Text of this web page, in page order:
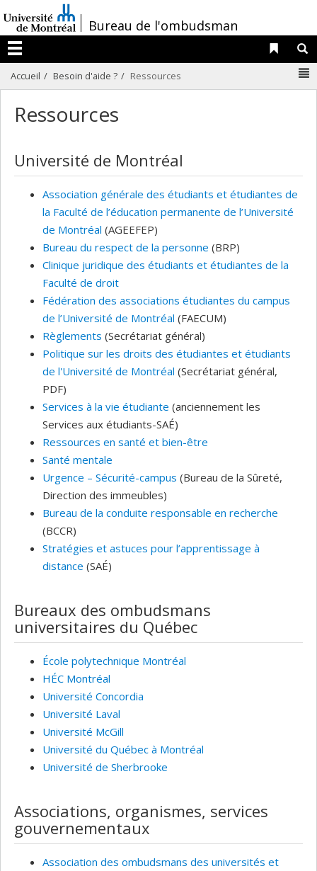
au
contenu
/Bureau de l'ombudsman
Menu
Liens
Accueil Besoin d'aide ? Ressources
Ressources
Université de Montréal
Association générale des étudiants et étudiantes de
la Faculté de l’éducation permanente de l’Université
de Montréal (AGEEFEP)
Bureau du respect de la personne (BRP)
Clinique juridique des étudiants et étudiantes de la
Faculté de droit
Fédération des associations étudiantes du campus
de l’Université de Montréal (FAECUM)
Règlements (Secrétariat général)
Politique sur les droits des étudiantes et étudiants
de l'Université de Montréal (Secrétariat général,
PDF)
Services à la vie étudiante (anciennement les
Services aux étudiants-SAÉ)
Ressources en santé et bien-être
Santé mentale
Urgence – Sécurité-campus (Bureau de la Sûreté,
Direction des immeubles)
Bureau de la conduite responsable en recherche
(BCCR)
Stratégies et astuces pour l’apprentissage à
distance (SAÉ)
Bureaux des ombudsmans
universitaires du Québec
École polytechnique Montréal
HÉC Montréal
Université Concordia
Université Laval
Université McGill
Université du Québec à Montréal
Université de Sherbrooke
Associations, organismes, services
gouvernementaux
Association des ombudsmans des universités et